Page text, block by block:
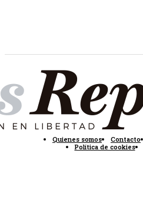
Quienes somos Contacto
Política de cookies